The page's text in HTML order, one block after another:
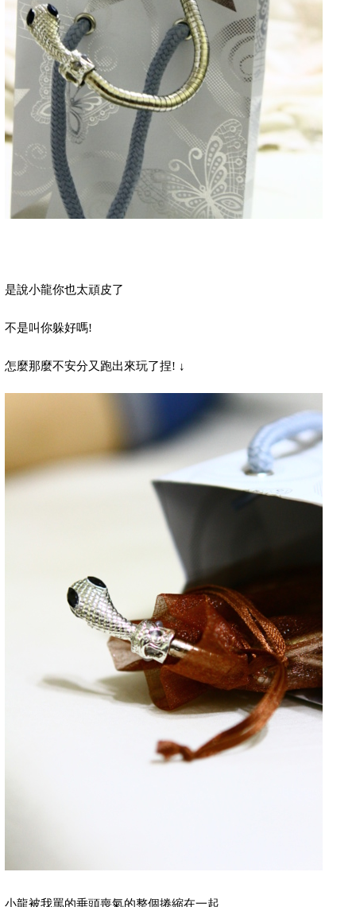
是說小龍你也太頑皮了
不是叫你躲好嗎!
怎麼那麼不安分又跑出來玩了捏! ↓
小龍被我罵的垂頭喪氣的整個捲縮在一起